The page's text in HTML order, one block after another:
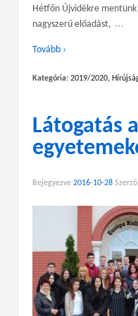
Hétfőn Újvidékre
nagyszerű előadást, …
Tovább ›
Kategória: 2019/2020,
Látogatás
Bejegyezve 2016-10-28 Szerző